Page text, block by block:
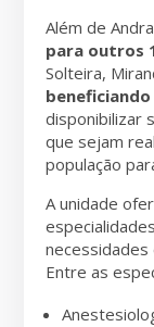
Além de
para outros
Solteira,
disponibilizar
que sejam
população
A unidade
Entre as